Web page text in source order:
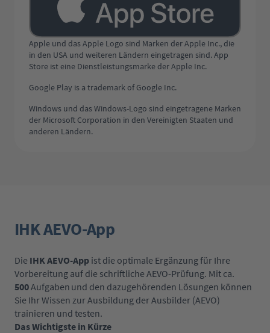
Apple und das Apple Logo sind Marken der Apple Inc., die
in den USA und weiteren Ländern eingetragen sind. App
Store ist eine Dienstleistungsmarke der Apple Inc.
Google Play is a trademark of Google Inc.
Windows und das Windows-Logo sind eingetragene Marken
der Microsoft Corporation in den Vereinigten Staaten und
anderen Ländern.
IHK AEVO-App
Die IHK AEVO-App ist die optimale Ergänzung für Ihre
Vorbereitung auf die schriftliche AEVO-Prüfung. Mit ca.
500Aufgaben und den dazugehörenden Lösungen können
Sie Ihr Wissen zur Ausbildung der Ausbilder (AEVO)
trainieren und testen.
Das Wichtigste in Kürze